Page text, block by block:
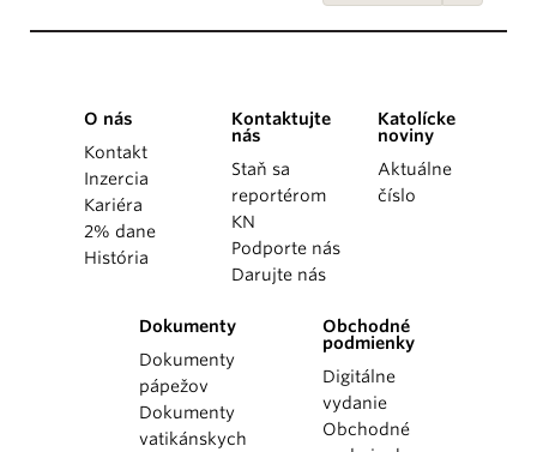
O nás
Kontakt
Inzercia
Kariéra
2% dane
História
Kontaktujte
nás
Staň sa
reportérom
KN
Podporte nás
Darujte nás
Katolícke
noviny
Aktuálne
číslo
Dokumenty
Dokumenty
pápežov
Dokumenty
vatikánskych
Obchodné
podmienky
Digitálne
vydanie
Obchodné